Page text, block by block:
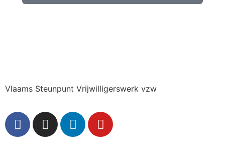
Vlaams Steunpunt Vrijwilligerswerk vzw